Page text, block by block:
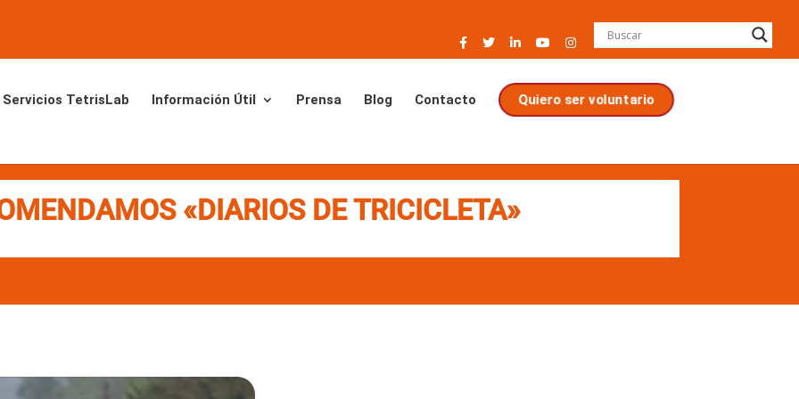
Servicios TetrisLab Información Útil Prensa Blog Contacto Quiero ser voluntario
«DIARIOS DE TRICICLETA»